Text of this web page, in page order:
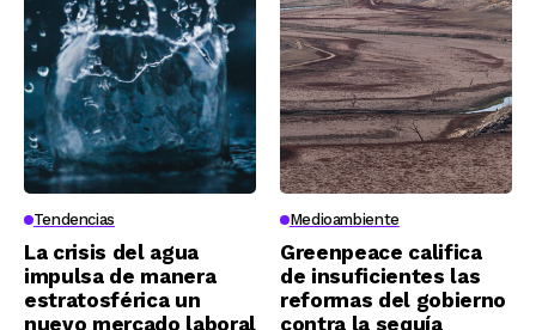
Tendencias
La crisis del agua
impulsa de manera
estratosférica un
nuevo mercado laboral
Medioambiente
Greenpeace califica
de insuficientes las
reformas del gobierno
contra la sequía